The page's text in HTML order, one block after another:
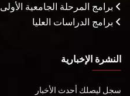
برامج المرحلة الجامعية الأولى
برامج الدراسات العليا
النشرة الإخبارية
سجل ليصلك أحدث الأخبار